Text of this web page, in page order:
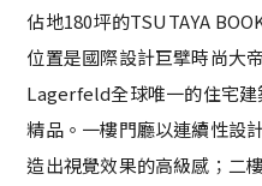
佔地180坪的TSUTAYA
位置是國際設計巨擘時尚大
Lagerfeld全球唯一的住宅
精品。一樓門廳以連續性設
造出視覺效果的高級感；二